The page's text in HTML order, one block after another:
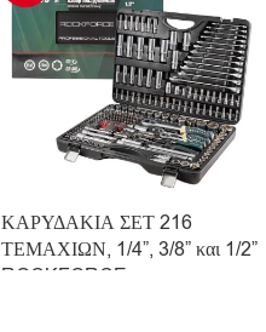
ΚΑΡΥΔΑΚΙΑ ΣΕΤ 216
ΤΕΜΑΧΙΩΝ, 1/4”, 3/8” και 1/2”
ROCKFORCE